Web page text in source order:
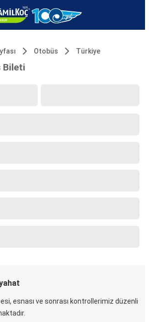
Otobüs Türkiye
Bileti
esnası ve sonrası kontrollerimiz düzenli